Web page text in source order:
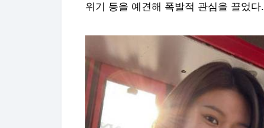
위기 등을 예견해 폭발적 관심을 끌었다.